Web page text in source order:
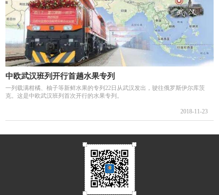
中欧武汉班列开行首趟水果专列
一列载满柑橘、柚子等新鲜水果的专列22日从武汉发出，驶往俄罗斯伊尔库茨
克。这是中欧武汉班列首次开行的水果专列。
2018-11-23